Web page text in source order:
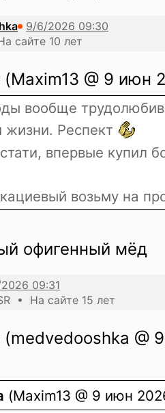
сайте 10 лет
(Maxim13 @ 9 июн
вообще
жизни. Респект
впервые купил
возьму на
офигенный мёд
• На сайте 15 лет
(medvedooshka @
(Maxim13 @ 9 июн